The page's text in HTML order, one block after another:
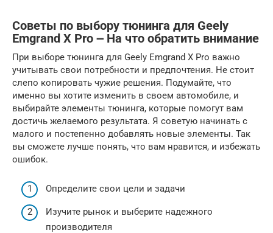
Советы по выбору тюнинга для Geely
Emgrand X Pro ౼ На что обратить внимание
При выборе тюнинга для Geely Emgrand X Pro важно
учитывать свои потребности и предпочтения. Не стоит
слепо копировать чужие решения. Подумайте, что
именно вы хотите изменить в своем автомобиле, и
выбирайте элементы тюнинга, которые помогут вам
достичь желаемого результата. Я советую начинать с
малого и постепенно добавлять новые элементы. Так
вы сможете лучше понять, что вам нравится, и избежать
ошибок.
Определите свои цели и задачи
Изучите рынок и выберите надежного
производителя